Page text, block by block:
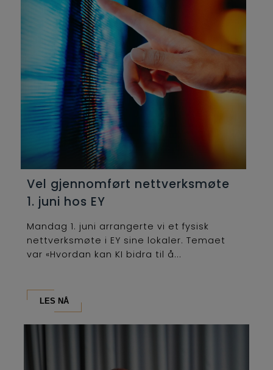
Vel gjennomført nettverksmøte
1. juni hos EY
Mandag 1. juni arrangerte vi et fysisk
nettverksmøte i EY sine lokaler. Temaet
var «Hvordan kan KI bidra til å...
LES NÅ